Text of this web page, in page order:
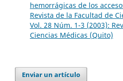
hemorrágicas de los
Revista de la Facultad de
Vol. 28 Núm. 1-3 (2003):
Ciencias Médicas (Quito)
Enviar un artículo